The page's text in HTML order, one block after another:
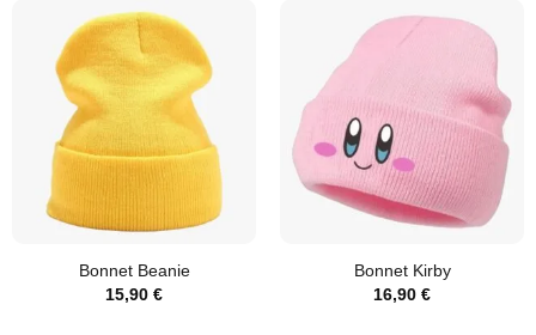
Bonnet Beanie
15,90 €
Bonnet Kirby
16,90 €